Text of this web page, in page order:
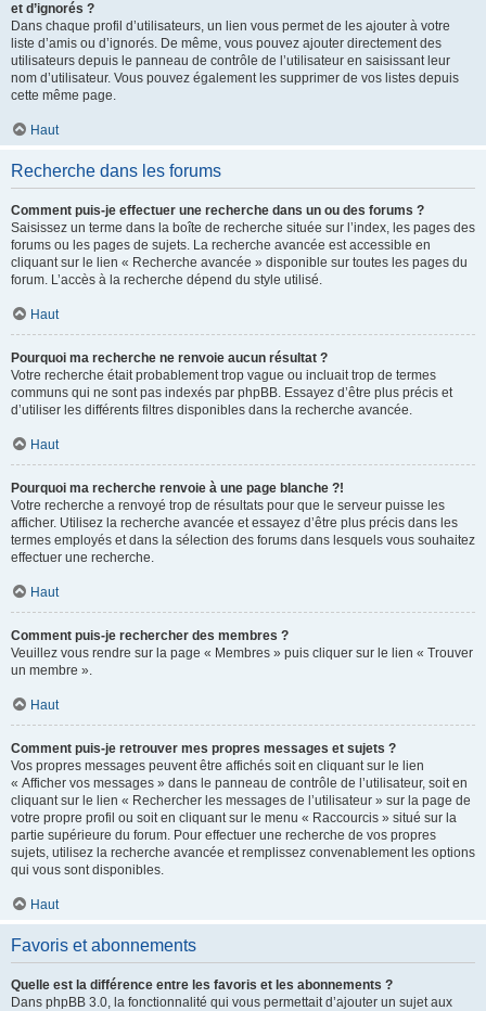
et d’ignorés ?
Dans chaque profil d’utilisateurs, un lien vous permet de les ajouter à votre
liste d’amis ou d’ignorés. De même, vous pouvez ajouter directement des
utilisateurs depuis le panneau de contrôle de l’utilisateur en saisissant leur
nom d’utilisateur. Vous pouvez également les supprimer de vos listes depuis
cette même page.
Haut
Recherche dans les forums
Comment puis-je effectuer une recherche dans un ou des forums ?
Saisissez un terme dans la boîte de recherche située sur l’index, les pages des
forums ou les pages de sujets. La recherche avancée est accessible en
cliquant sur le lien « Recherche avancée » disponible sur toutes les pages du
forum. L’accès à la recherche dépend du style utilisé.
Haut
Pourquoi ma recherche ne renvoie aucun résultat ?
Votre recherche était probablement trop vague ou incluait trop de termes
communs qui ne sont pas indexés par phpBB. Essayez d’être plus précis et
d’utiliser les différents filtres disponibles dans la recherche avancée.
Haut
Pourquoi ma recherche renvoie à une page blanche ?!
Votre recherche a renvoyé trop de résultats pour que le serveur puisse les
afficher. Utilisez la recherche avancée et essayez d’être plus précis dans les
termes employés et dans la sélection des forums dans lesquels vous souhaitez
effectuer une recherche.
Haut
Comment puis-je rechercher des membres ?
Veuillez vous rendre sur la page « Membres » puis cliquer sur le lien « Trouver
un membre ».
Haut
Comment puis-je retrouver mes propres messages et sujets ?
Vos propres messages peuvent être affichés soit en cliquant sur le lien
« Afficher vos messages » dans le panneau de contrôle de l’utilisateur, soit en
cliquant sur le lien « Rechercher les messages de l’utilisateur » sur la page de
votre propre profil ou soit en cliquant sur le menu « Raccourcis » situé sur la
partie supérieure du forum. Pour effectuer une recherche de vos propres
sujets, utilisez la recherche avancée et remplissez convenablement les options
qui vous sont disponibles.
Haut
Favoris et abonnements
Quelle est la différence entre les favoris et les abonnements ?
Dans phpBB 3.0, la fonctionnalité qui vous permettait d’ajouter un sujet aux